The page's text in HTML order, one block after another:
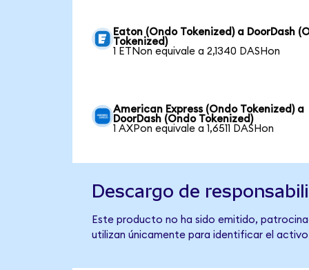
Eaton (Ondo Tokenized) a DoorDash
Tokenized)
1 ETNon equivale a 2,1340 DASHon
American Express (Ondo Tokenized) a
DoorDash (Ondo Tokenized)
1 AXPon equivale a 1,6511 DASHon
Descargo de
Este producto no ha sido emitido,
utilizan únicamente para identificar el